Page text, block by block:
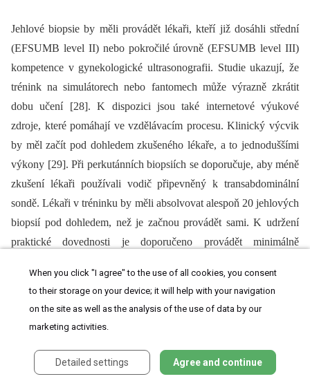
Jehlové biopsie by měli provádět lékaři, kteří již dosáhli střední
(EFSUMB level II) nebo pokročilé úrovně (EFSUMB level III)
kompetence v gynekologické ultrasonografii. Studie ukazují, že
trénink na simulátorech nebo fantomech může výrazně zkrátit
dobu učení [28]. K dispozici jsou také internetové výukové
zdroje, které pomáhají ve vzdělávacím procesu. Klinický výcvik
by měl začít pod dohledem zkušeného lékaře, a to jednoduššími
výkony [29]. Při perkutánních biopsiích se doporučuje, aby méně
zkušení lékaři používali vodič připevněný k transabdominální
sondě. Lékaři v tréninku by měli absolvovat alespoň 20 jehlových
biopsií pod dohledem, než je začnou provádět sami. K udržení
praktické dovednosti je doporučeno provádět minimálně
interní audity zaměřené jak na přesnost odběru tkání, tak na
výskyt komplikací.
When you click "I agree" to the use of all cookies, you consent
to their storage on your device; it will help with your navigation
on the site as well as the analysis of the use of data by our
marketing activities.
Detailed settings Agree and continue